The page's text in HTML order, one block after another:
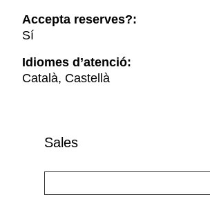
Accepta reserves?:
Sí
Idiomes d’atenció:
Català, Castellà
Sales